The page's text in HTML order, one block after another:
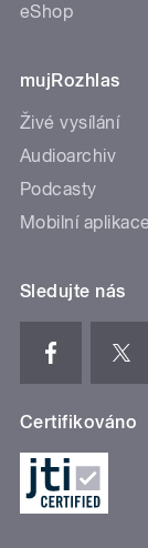
eShop
mujRozhlas
Živé vysílání
Audioarchiv
Podcasty
Mobilní aplikace
Sledujte nás
Certifikováno